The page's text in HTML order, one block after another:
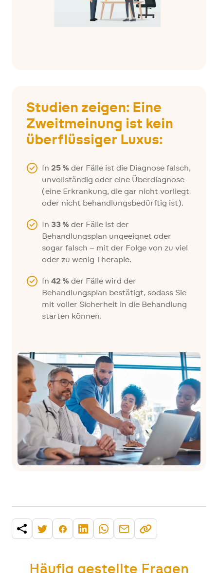
Studien zeigen: Eine
Zweitmeinung ist kein
überflüssiger Luxus:
In 25 %der Fälle ist die Diagnose falsch,
unvollständig oder eine Überdiagnose
(eine Erkrankung, die gar nicht vorliegt
oder nicht behandlungsbedürftig ist).
In 33 %der Fälle ist der
Behandlungsplan ungeeignet oder
sogar falsch – mit der Folge von zu viel
oder zu wenig Therapie.
In 42 %der Fälle wird der
Behandlungsplan bestätigt, sodass Sie
mit voller Sicherheit in die Behandlung
starten können.
Häufig gestellte Fragen